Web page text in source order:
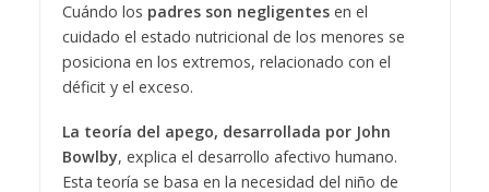
Cuándo los padres son negligentesen el
cuidado el estado nutricional de los menores se
posiciona en los extremos, relacionado con el
déficit y el exceso.
La teoría del apego, desarrollada por John
Bowlby, explica el desarrollo afectivo humano.
Esta teoría se basa en la necesidad del niño de